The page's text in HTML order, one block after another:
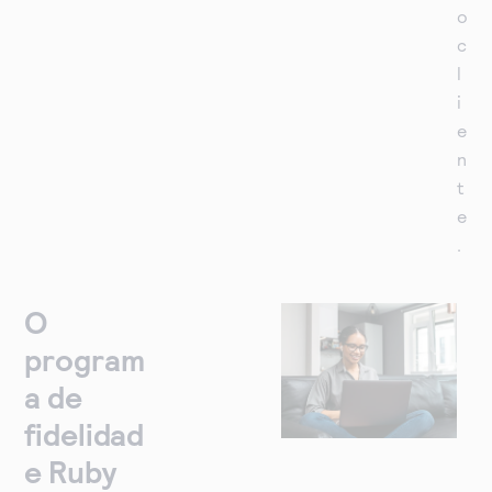
o
c
l
i
e
n
t
e
.
O
program
a de
fidelidad
e Ruby